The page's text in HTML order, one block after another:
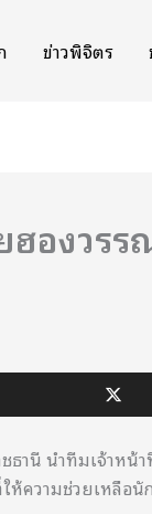
ข่าวพิจิตร
ฮองวรร
ธานี นำทีมเจ้าหน้
ความช่วยเหลือ